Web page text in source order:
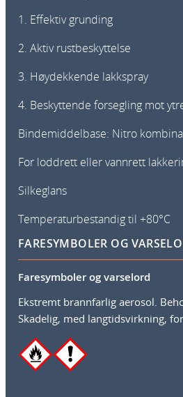
1. Effektiv grunding
2. Aktiv rustbeskyttelse
3. Høydekkende lakkspray
4. Beskyttende forsegling mot
Bindemiddelbase: Nitro
For loddrett eller vannrett
Silkeglans
Temperaturbestandig til +80°C
FARESYMBOLER OG
Faresymboler og varselord
Ekstremt brannfarlig aerosol.
Skadelig, med langtidsvirkning,